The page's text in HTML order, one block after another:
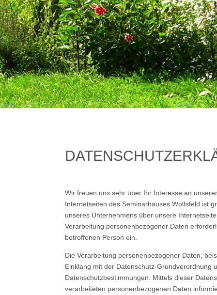
Wir freuen uns sehr über Ihr Interesse an
Internetseiten des Seminarhauses Wolfsfeld ist
unseres Unternehmens über unsere
Verarbeitung personenbezogener Daten
betroffenen Person ein.
Die Verarbeitung personenbezogener Daten,
Einklang mit der Datenschutz-Grundverordnung
Datenschutzbestimmungen. Mittels dieser
verarbeiteten personenbezogenen Daten